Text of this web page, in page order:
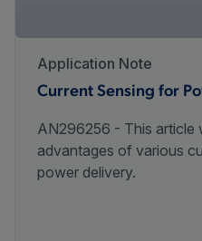
Application Note
Current Sensing for
AN296256 - This article
advantages of various
power delivery.